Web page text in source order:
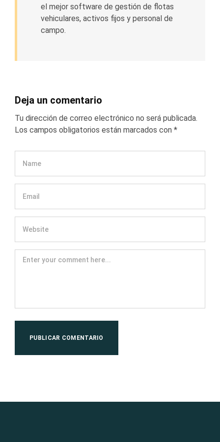
el mejor software de gestión de flotas
vehiculares, activos fijos y personal de
campo.
Deja un comentario
Tu dirección de correo electrónico no será publicada.
Los campos obligatorios están marcados con *